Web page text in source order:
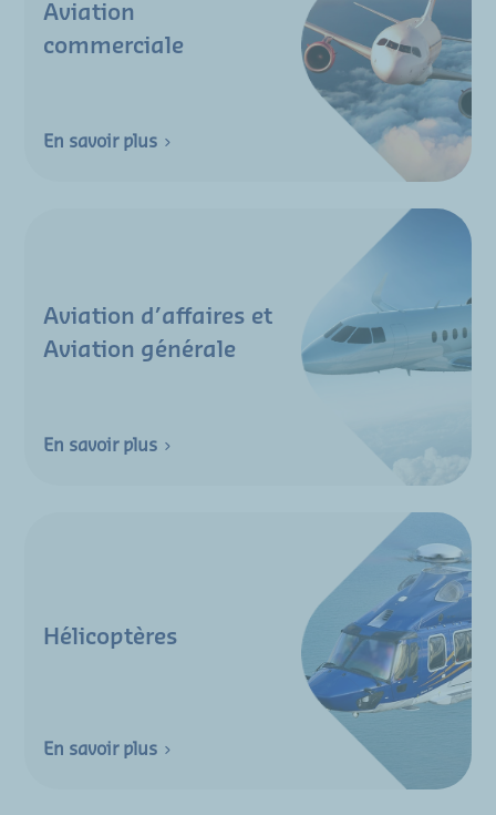
Aviation
commerciale
En savoir plus
Aviation d’affaires et
Aviation générale
En savoir plus
Hélicoptères
En savoir plus